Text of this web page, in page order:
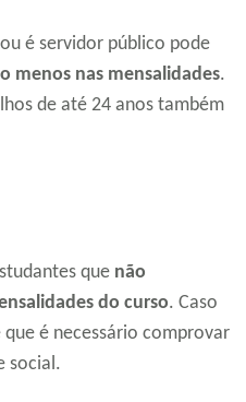
é servidor público pode
menos nas mensalidades.
de até 24 anos também
que não
do curso. Caso
é necessário comprovar
social.